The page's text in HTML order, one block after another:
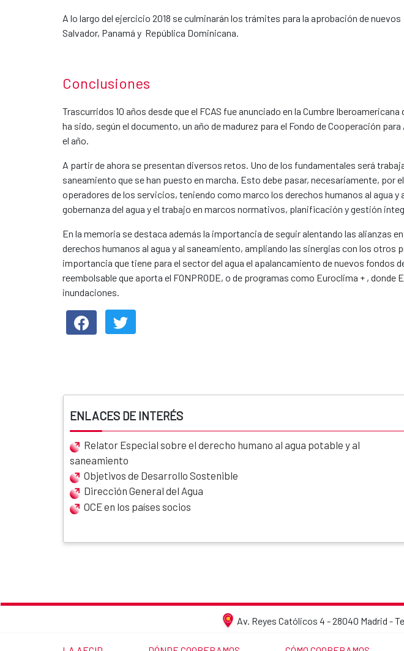
A lo largo del ejercicio 2018 se culminarán los trámites para la aprobación de
Salvador, Panamá y República Dominicana.
Conclusiones
Trascurridos 10 años desde que el FCAS fue anunciado en la Cumbre
ha sido, según el documento, un año de madurez para el Fondo de Cooperación
el año.
A partir de ahora se presentan diversos retos. Uno de los fundamentales será
saneamiento que se han puesto en marcha. Esto debe pasar, necesariamente,
operadores de los servicios, teniendo como marco los derechos humanos al agua
gobernanza del agua y el trabajo en marcos normativos, planificación y gestión
En la memoria se destaca además la importancia de seguir alentando las alianzas
derechos humanos al agua y al saneamiento, ampliando las sinergias con los otros
importancia que tiene para el sector del agua el apalancamiento de nuevos fondos
reembolsable que aporta el FONPRODE, o de programas como Euroclima + ,
inundaciones.
ENLACES DE INTERÉS
Relator Especial sobre el derecho humano al agua potable y al
saneamiento
Objetivos de Desarrollo Sostenible
Dirección General del Agua
OCE en los países socios
Av. Reyes Católicos 4 - 28040 Madrid -